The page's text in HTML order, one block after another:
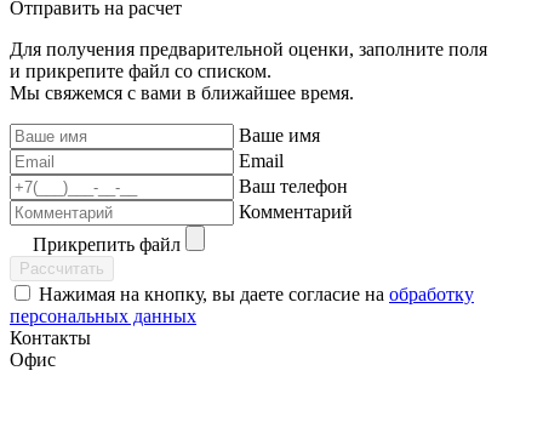
Отправить на расчет
Для получения предварительной оценки, заполните поля
и прикрепите файл со списком.
Мы свяжемся с вами в ближайшее время.
Ваше имя
Email
Ваш телефон
Комментарий
Прикрепить файл
Рассчитать
Нажимая на кнопку, вы даете согласие на обработку
персональных данных
Контакты
Офис